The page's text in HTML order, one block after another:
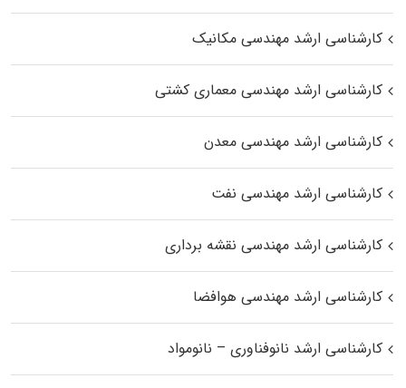
کارشناسی ارشد مهندسی مکانیک
کارشناسی ارشد مهندسی معماری کشتی
کارشناسی ارشد مهندسی معدن
کارشناسی ارشد مهندسی نفت
کارشناسی ارشد مهندسی نقشه برداری
کارشناسی ارشد مهندسی هوافضا
کارشناسی ارشد نانوفناوری – نانومواد